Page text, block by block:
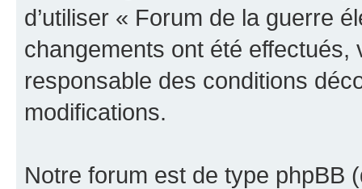
d’utiliser « Forum de la guerre
changements ont été effectués,
responsable des conditions
modifications.
Notre forum est de type phpBB